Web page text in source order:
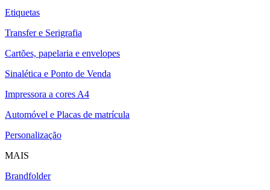
Etiquetas
Transfer e Serigrafia
Cartões, papelaria e envelopes
Sinalética e Ponto de Venda
Impressora a cores A4
Automóvel e Placas de matrícula
Personalização
MAIS
Brandfolder